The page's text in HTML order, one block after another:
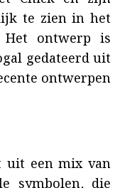
te zien in het
ontwerp is
gedateerd uit
ontwerpen
uit een mix van